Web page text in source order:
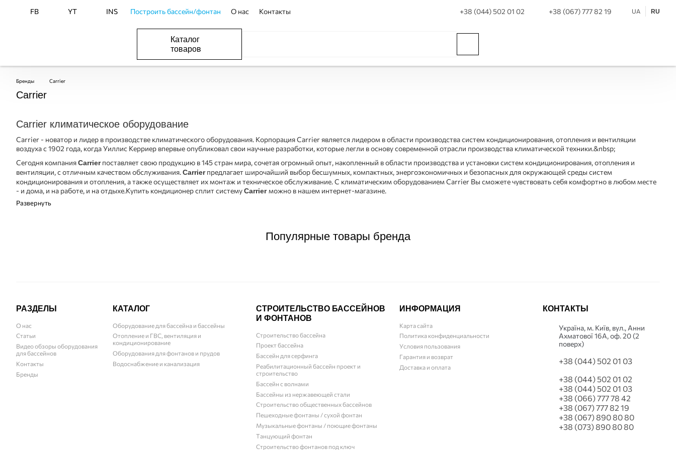
FB YT INS Построить бассейн/фонтан О нас Контакты +38 (044) 502 01 02 +38 (067) 777 82 19 UA RU
Каталог
товаров
Бренды Carrier
Carrier
Carrier климатическое оборудование
Carrier - новатор и лидер в производстве климатического оборудования. Корпорация Carrier является лидером в области производства систем кондиционирования, отопления и вентиляции
воздуха с 1902 года, когда Уиллис Керриер впервые опубликовал свои научные разработки, которые легли в основу современной отрасли производства климатической техники.&nbsp;
Сегодня компания Carrierпоставляет свою продукцию в 145 стран мира, сочетая огромный опыт, накопленный в области производства и установки систем кондиционирования, отопления и
вентиляции, с отличным качеством обслуживания. Carrierпредлагает широчайший выбор бесшумных, компактных, энергоэкономичных и безопасных для окружающей среды систем
кондиционирования и отопления, а также осуществляет их монтаж и техническое обслуживание. С климатическим оборудованием Carrier Вы сможете чувствовать себя комфортно в любом месте
- и дома, и на работе, и на отдыхе.Купить кондиционер сплит систему Carrier можно в нашем интернет-магазине.
Популярные товары бренда
РАЗДЕЛЫ
О нас
Статьи
Видео обзоры оборудования
для бассейнов
Контакты
Бренды
КАТАЛОГ
Оборудование для бассейна и бассейны
Отопление и ГВС, вентиляция и
кондиционирование
Оборудования для фонтанов и прудов
Водоснабжение и канализация
СТРОИТЕЛЬСТВО БАССЕЙНОВ
И ФОНТАНОВ
Строительство бассейна
Проект бассейна
Бассейн для серфинга
Реабилитационный бассейн проект и
строительство
Бассейн с волнами
Бассейны из нержавеющей стали
Строительство общественных бассейнов
Пешеходные фонтаны / сухой фонтан
Музыкальные фонтаны / поющие фонтаны
Танцующий фонтан
Строительство фонтанов под ключ
ИНФОРМАЦИЯ
Карта сайта
Политика конфиденциальности
Условия пользования
Гарантия и возврат
Доставка и оплата
КОНТАКТЫ
Українa, м. Київ, вул., Анни
Ахматової 16А, оф. 20 (2
поверх)
+38 (044) 502 01 03
+38 (044) 502 01 02
+38 (044) 502 01 03
+38 (066) 777 78 42
+38 (067) 777 82 19
+38 (067) 890 80 80
+38 (073) 890 80 80